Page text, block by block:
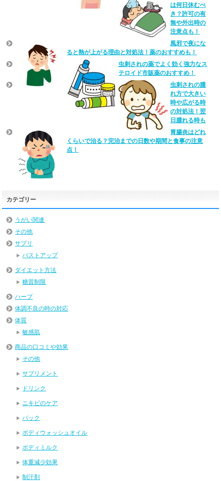
は何日休むべ
き？許可の有
無や外出時の
注意点も！
風邪で夜にな
ると熱が上がる理由と対処法！薬のおすすめも！
虫刺されの薬でよく効く強力なス
テロイド市販薬のおすすめ！
虫刺されの腫
れ方で大きい
時や広がる時
の対処法！翌
日腫れる時も
胃腸炎はどれ
くらいで治る？完治までの日数や期間と食事の注意
点！
カテゴリー
うがい関連
その他
サプリ
バストアップ
ダイエット方法
糖質制限
ハーブ
体調不良の時の対応
体質
敏感肌
商品の口コミや効果
その他
サプリメント
ドリンク
ニキビのケア
パック
ボディウォッシュオイル
ボディミルク
体重減少効果
制汗剤